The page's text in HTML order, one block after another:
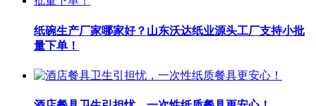
纸碗生产厂家哪家好？山东沃达纸业源头工厂支持小批
量下单！